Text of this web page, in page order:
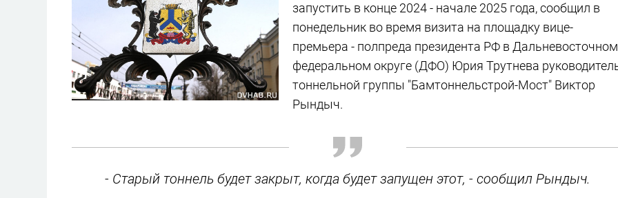
запустить в конце 2024 - начале 2025 года, сообщил в
понедельник во время визита на площадку вице-
премьера - полпреда президента РФ в Дальневосточном
федеральном округе (ДФО) Юрия Трутнева
тоннельной группы "Бамтоннельстрой-Мост" Виктор
Рындыч.
- Старый тоннель будет закрыт, когда будет запущен этот, - сообщил Рындыч.